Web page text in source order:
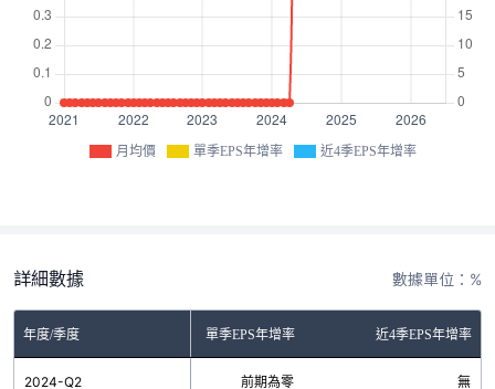
月均價 單季EPS年增率 近4季EPS年增率
詳細數據 數據單位：%
年度/季度 單季EPS年增率 近4季EPS年增率
2024-Q2 前期為零 無